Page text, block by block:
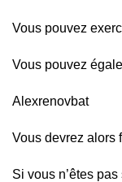
Vous pouvez
Vous pouvez
Alexrenovbat
Vous devrez alors
Si vous n’êtes